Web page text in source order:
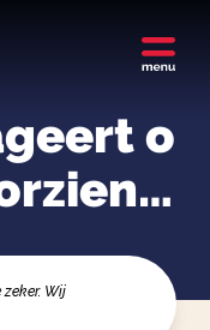
o
maa
zeker. Wij